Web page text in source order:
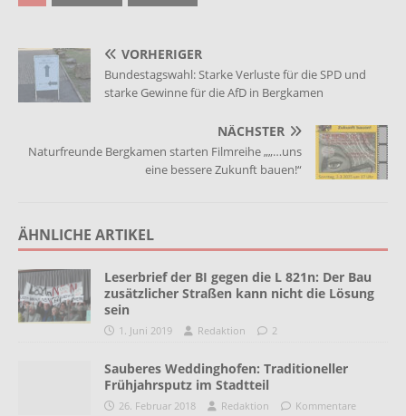
VORHERIGER
Bundestagswahl: Starke Verluste für die SPD und
starke Gewinne für die AfD in Bergkamen
NÄCHSTER
Naturfreunde Bergkamen starten Filmreihe „„…uns
eine bessere Zukunft bauen!“
ÄHNLICHE ARTIKEL
Leserbrief der BI gegen die L 821n: Der Bau
zusätzlicher Straßen kann nicht die Lösung
sein
1. Juni 2019 Redaktion 2
Sauberes Weddinghofen: Traditioneller
Frühjahrsputz im Stadtteil
26. Februar 2018 Redaktion
Kommentare